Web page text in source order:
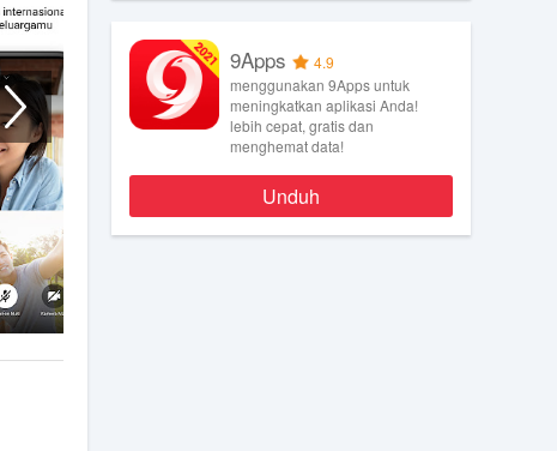
9Apps
4.9
menggunakan 9Apps untuk
meningkatkan aplikasi Anda!
lebih cepat, gratis dan
menghemat data!
Unduh